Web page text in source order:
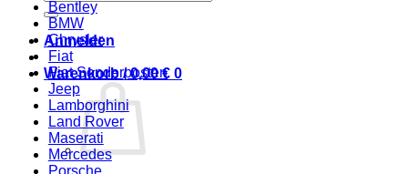
nach:
Anmelden
Warenkorb /0,00€ 0
Bentley
BMW
Chrysler
Fiat
Fiat Sonderposten
Jeep
Lamborghini
Land Rover
Maserati
Mercedes
Porsche